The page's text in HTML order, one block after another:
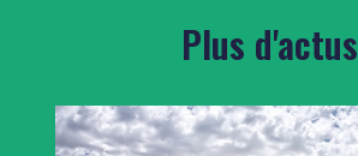
Plus d'actus